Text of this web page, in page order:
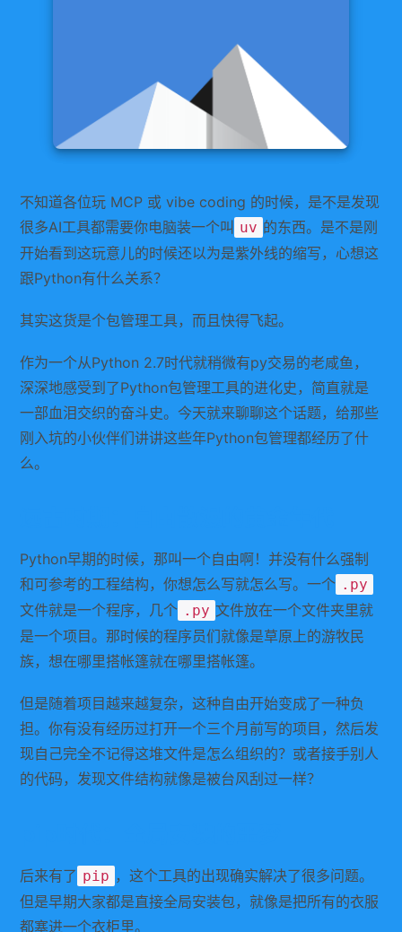
不知道各位玩 MCP 或 vibe coding 的时候，是不是发现
很多AI工具都需要你电脑装一个叫 uv 的东西。是不是刚
开始看到这玩意儿的时候还以为是紫外线的缩写，心想这
跟Python有什么关系？
其实这货是个包管理工具，而且快得飞起。
作为一个从Python 2.7时代就稍微有py交易的老咸鱼，
深深地感受到了Python包管理工具的进化史，简直就是
一部血泪交织的奋斗史。今天就来聊聊这个话题，给那些
刚入坑的小伙伴们讲讲这些年Python包管理都经历了什
么。
Python早期的时候，那叫一个自由啊！并没有什么强制
和可参考的工程结构，你想怎么写就怎么写。一个 .py
文件就是一个程序，几个 .py 文件放在一个文件夹里就
是一个项目。那时候的程序员们就像是草原上的游牧民
族，想在哪里搭帐篷就在哪里搭帐篷。
但是随着项目越来越复杂，这种自由开始变成了一种负
担。你有没有经历过打开一个三个月前写的项目，然后发
现自己完全不记得这堆文件是怎么组织的？或者接手别人
的代码，发现文件结构就像是被台风刮过一样？
后来有了 pip ，这个工具的出现确实解决了很多问题。
但是早期大家都是直接全局安装包，就像是把所有的衣服
都塞进一个衣柜里。